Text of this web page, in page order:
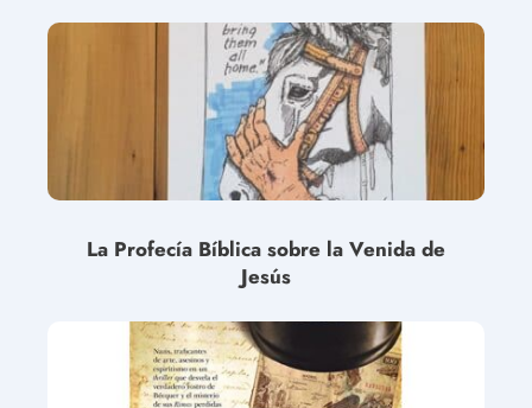
La Profecía Bíblica sobre la Venida de
Jesús